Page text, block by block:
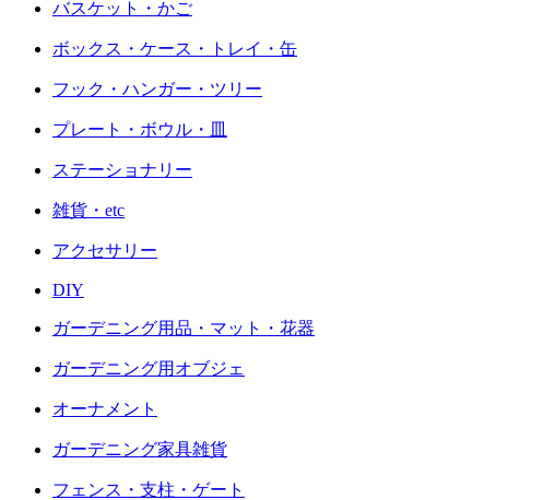
バスケット・かご
ボックス・ケース・トレイ・缶
フック・ハンガー・ツリー
プレート・ボウル・皿
ステーショナリー
雑貨・etc
アクセサリー
DIY
ガーデニング用品・マット・花器
ガーデニング用オブジェ
オーナメント
ガーデニング家具雑貨
フェンス・支柱・ゲート